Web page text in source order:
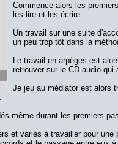
Commence alors les
les lire et les écrire...
Un travail sur une suite
un peu trop tôt dans la
Le travail en arpèges est
retrouver sur le CD audio qui
Je jeu au médiator est alors
même durant les premiers
et variés à travailler pour